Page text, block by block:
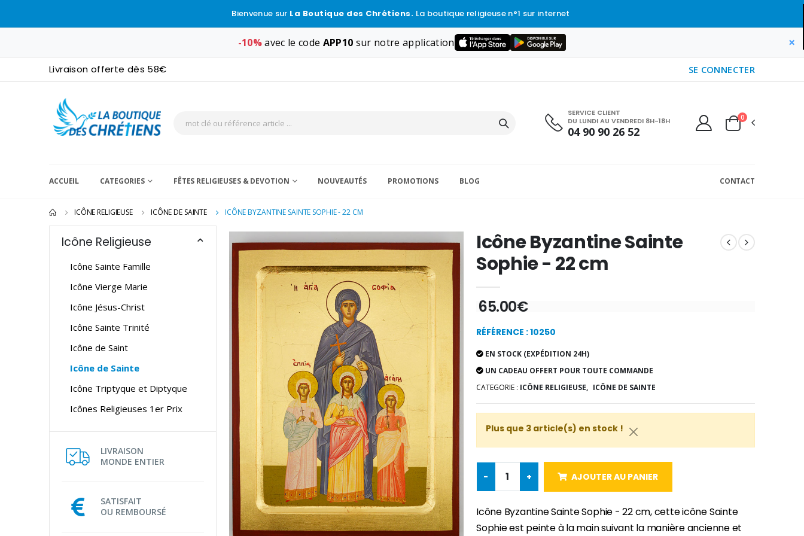
Bienvenue sur La Boutique des Chrétiens. La boutique religieuse n°1 sur internet
-10%avec le code APP10 sur notre application ×
Livraison offerte dès 58€ SE CONNECTER
SERVICE CLIENT
DU LUNDI AU VENDREDI 8H-18H
04 90 90 26 52
0
ACCUEIL CATEGORIES FÊTES RELIGIEUSES & DEVOTION NOUVEAUTÉS PROMOTIONS BLOG CONTACT
ICÔNE RELIGIEUSE ICÔNE DE SAINTE ICÔNE BYZANTINE SAINTE SOPHIE - 22 CM
Icône Religieuse
Icône Sainte Famille
Icône Vierge Marie
Icône Jésus-Christ
Icône Sainte Trinité
Icône de Saint
Icône de Sainte
Icône Triptyque et Diptyque
Icônes Religieuses 1er Prix
LIVRAISON
MONDE ENTIER
SATISFAIT
OU REMBOURSÉ
Icône Byzantine Sainte
Sophie - 22 cm
65.00€
RÉFÉRENCE : 10250
EN STOCK (EXPÉDITION 24H)
UN CADEAU OFFERT POUR TOUTE COMMANDE
CATEGORIE : ICÔNE RELIGIEUSE, ICÔNE DE SAINTE
Plus que 3 article(s) en stock !
- + AJOUTER AU PANIER
Icône Byzantine Sainte Sophie - 22 cm, cette icône Sainte
Sophie est peinte à la main suivant la manière ancienne et